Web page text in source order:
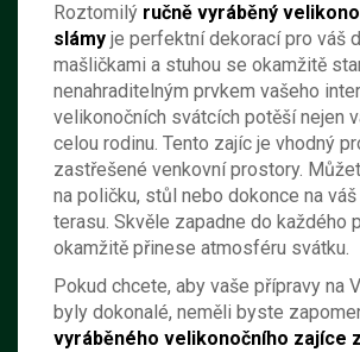
Roztomilý ručně vyráběný
slámy je perfektní dekorací pro váš
mašličkami a stuhou se okamžitě
nenahraditelným prvkem vašeho
velikonočních svátcích potěší nejen
celou rodinu. Tento zajíc je vhodný
zastřešené venkovní prostory.
na poličku, stůl nebo dokonce na
terasu. Skvěle zapadne do každého
okamžitě přinese atmosféru svátku.
Pokud chcete, aby vaše přípravy na
byly dokonalé, neměli byste
vyráběného velikonočního zajíce